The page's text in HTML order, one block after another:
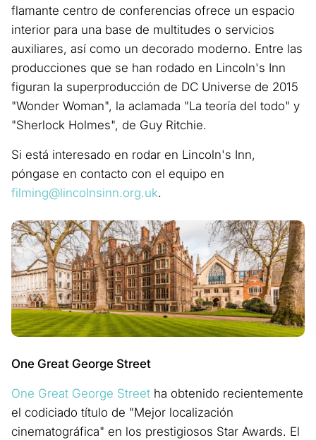
flamante centro de conferencias ofrece un espacio
interior para una base de multitudes o servicios
auxiliares, así como un decorado moderno. Entre las
producciones que se han rodado en Lincoln's Inn
figuran la superproducción de DC Universe de 2015
"Wonder Woman", la aclamada "La teoría del todo" y
"Sherlock Holmes", de Guy Ritchie.
Si está interesado en rodar en Lincoln's Inn,
póngase en contacto con el equipo en
filming@lincolnsinn.org.uk.
One Great George Street
One Great George Street ha obtenido recientemente
el codiciado título de "Mejor localización
cinematográfica" en los prestigiosos Star Awards. El